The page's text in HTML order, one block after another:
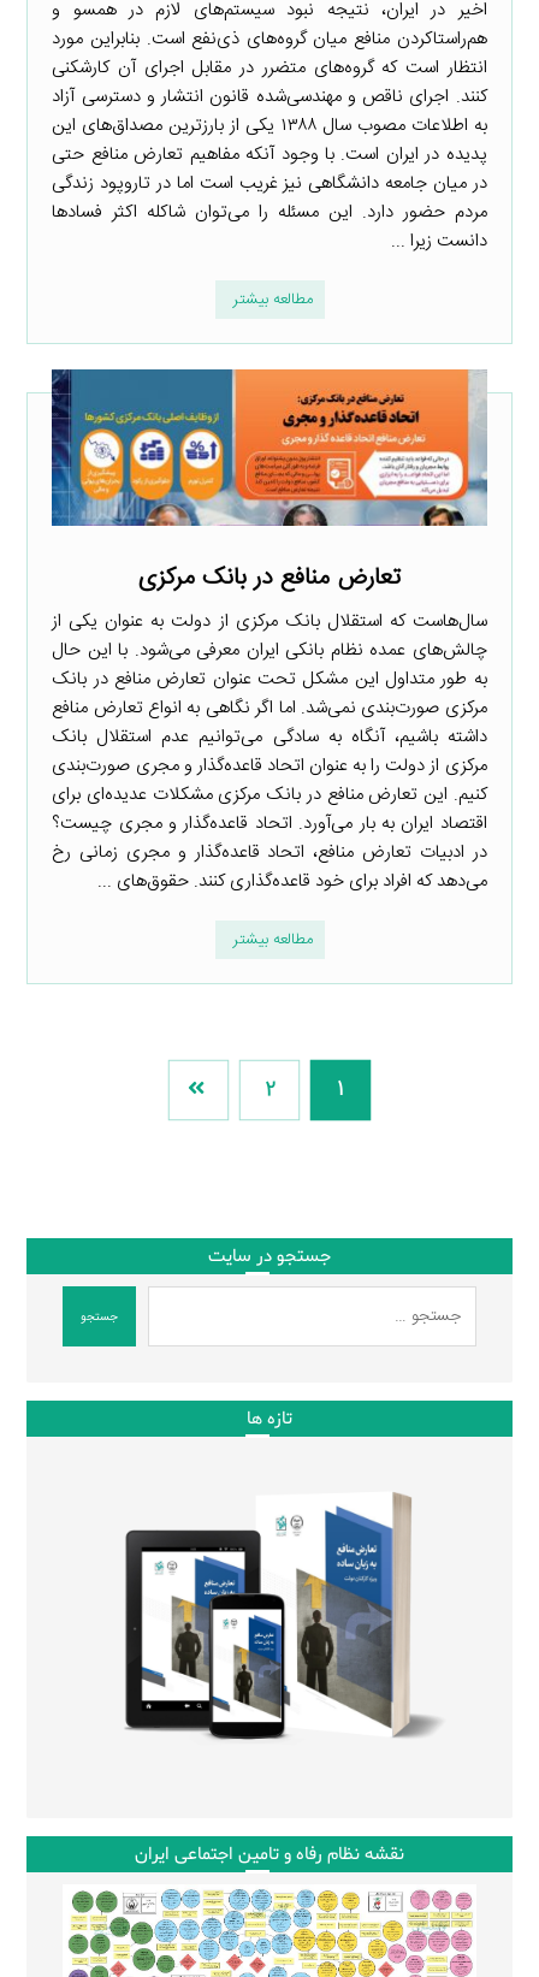
اخیر در ایران، نتیجه‌ نبود سیستم‌های لازم در همسو و
هم‌راستا‌کردن منافع میان گروه‌های ذی‌نفع است. بنابراین مورد
انتظار است که گروه‌های متضرر در مقابل اجرای آن کارشکنی
کنند. اجرای ناقص و مهندسی‌شده قانون انتشار و دسترسی آزاد
به اطلاعات مصوب سال ۱۳۸۸ یکی از بارزترین مصداق‌های این
پدیده در ایران است. با وجود آنکه مفاهیم تعارض منافع حتی
در میان جامعه دانشگاهی نیز غریب است اما در تاروپود زندگی
مردم حضور دارد. این مسئله را می‌توان شاکله اکثر فسادها
دانست زیرا ...
مطالعه بیشتر
تعارض منافع در بانک مرکزی
سال‌هاست که استقلال بانک مرکزی از دولت به عنوان یکی از
چالش‌های عمده نظام بانکی ایران معرفی می‌شود. با این حال
به طور متداول این مشکل تحت عنوان تعارض منافع در بانک
مرکزی صورت‌بندی نمی‌شد. اما اگر نگاهی به انواع تعارض منافع
داشته باشیم، آنگاه به سادگی می‌توانیم عدم استقلال بانک
مرکزی از دولت را به عنوان اتحاد قاعده‌گذار و مجری صورت‌بندی
کنیم. این تعارض منافع در بانک مرکزی مشکلات عدیده‌ای برای
اقتصاد ایران به بار می‌آورد. اتحاد قاعده‌گذار و مجری چیست؟
در ادبیات تعارض منافع، اتحاد قاعده‌گذار و مجری زمانی رخ
می‌دهد که افراد برای خود قاعده‌گذاری کنند. حقوق‌های ...
مطالعه بیشتر
1
2
جستجو در سایت
جستجو
تازه ها
نقشه نظام رفاه و تامین اجتماعی ایران